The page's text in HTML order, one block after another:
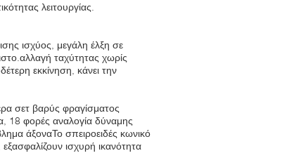
λειτουργίας.
ισχύος, μεγάλη έλξη σε
ταχύτητας χωρίς
εκκίνηση, κάνει την
σετ βαρύς φραγίσματος
18 φορές αναλογία δύναμης
άξοναΤο σπειροειδές κωνικό
ισχυρή ικανότητα